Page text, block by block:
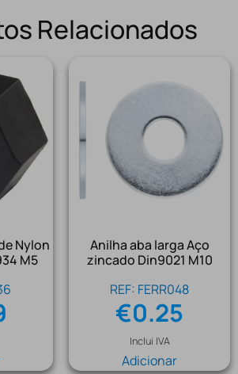
Relacionados
Nylon
M5
Anilha aba larga Aço
zincado Din9021 M10
REF: FERR048
€0.25
Inclui IVA
Adicionar